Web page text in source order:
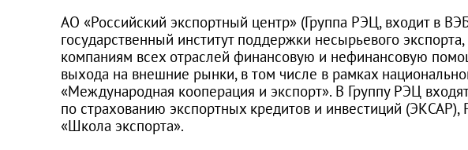
АО «Российский экспортный центр» (Группа РЭЦ, входит в
государственный институт поддержки несырьевого
компаниям всех отраслей финансовую и нефинансовую
выхода на внешние рынки, в том числе в рамках
«Международная кооперация и экспорт». В Группу РЭЦ
по страхованию экспортных кредитов и инвестиций
«Школа экспорта».